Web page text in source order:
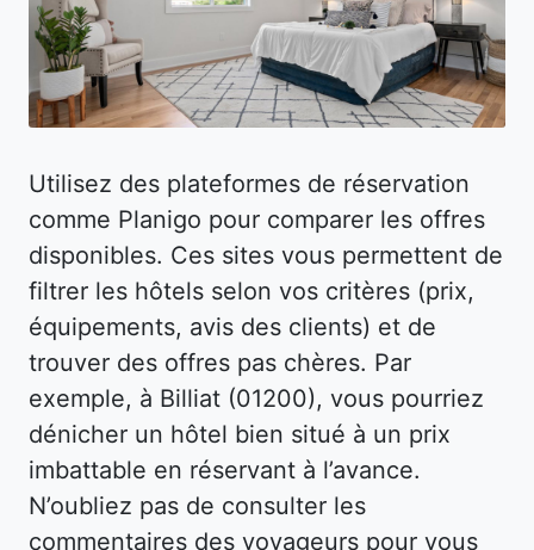
Utilisez des plateformes de réservation
comme Planigo pour comparer les offres
disponibles. Ces sites vous permettent de
filtrer les hôtels selon vos critères (prix,
équipements, avis des clients) et de
trouver des offres pas chères. Par
exemple, à Billiat (01200), vous pourriez
dénicher un hôtel bien situé à un prix
imbattable en réservant à l’avance.
N’oubliez pas de consulter les
commentaires des voyageurs pour vous